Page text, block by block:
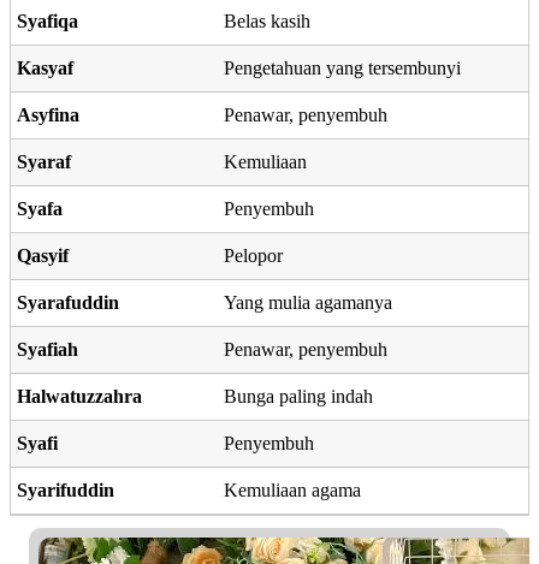
Syafiqa Belas kasih
Kasyaf Pengetahuan yang tersembunyi
Asyfina Penawar, penyembuh
Syaraf Kemuliaan
Syafa Penyembuh
Qasyif Pelopor
Syarafuddin Yang mulia agamanya
Syafiah Penawar, penyembuh
Halwatuzzahra Bunga paling indah
Syafi Penyembuh
Syarifuddin Kemuliaan agama